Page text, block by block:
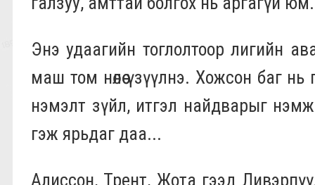
Энэ удаагийн тоглолтоор лигийн
маш том нөлөө үзүүлнэ. Хожсон баг
нэмэлт зүйл, итгэл найдварыг
гэж ярьдаг даа...
Алиссон, Трент, Жота гээд